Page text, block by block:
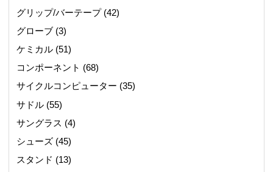
グリップ/バーテープ(42)
グローブ(3)
ケミカル(51)
コンポーネント (68)
サイクルコンピューター (35)
サドル(55)
サングラス (4)
シューズ(45)
スタンド (13)